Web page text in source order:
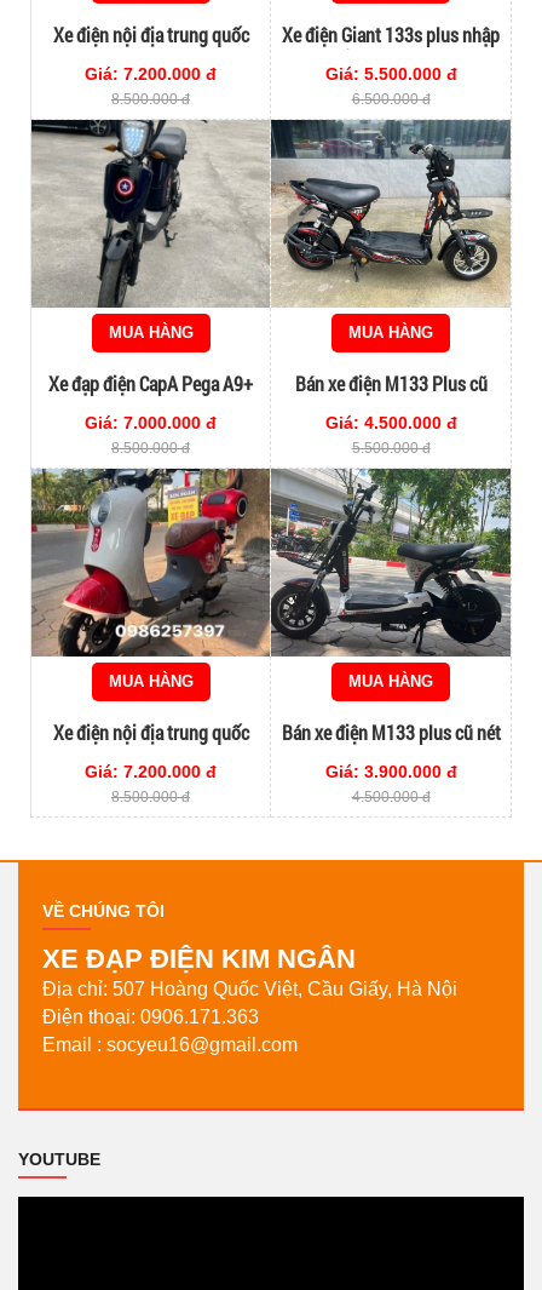
Xe điện nội địa trung quốc
Giá: 7.200.000 đ
8.500.000 đ
Xe điện Giant 133s plus nhập
Giá: 5.500.000 đ
6.500.000 đ
MUA HÀNG
Xe đạp điện CapA Pega A9+
Giá: 7.000.000 đ
8.500.000 đ
MUA HÀNG
Bán xe điện M133 Plus cũ
Giá: 4.500.000 đ
5.500.000 đ
MUA HÀNG
Xe điện nội địa trung quốc
Giá: 7.200.000 đ
8.500.000 đ
MUA HÀNG
Bán xe điện M133 plus cũ nét
Giá: 3.900.000 đ
4.500.000 đ
VỀ CHÚNG TÔI
XE ĐẠP ĐIỆN KIM NGÂN
Địa chỉ: 507 Hoàng Quốc Việt, Cầu Giấy, Hà Nội
Điện thoại: 0906.171.363
Email : socyeu16@gmail.com
YOUTUBE